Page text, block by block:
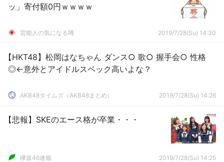
ッ」寄付額0円ｗｗｗｗ
芸能人の気になる噂 2019/7/28(Su) 14:30
【HKT48】松岡はなちゃん ダンス○ 歌○ 握手会○ 性格
◎←意外とアイドルスペック高いよな？
AKB48タイムズ（AKB48まとめ） 2019/7/28(Su) 14:26
【悲報】SKEのエース格が卒業・・・
欅坂46速報 2019/7/28(Su) 14:25